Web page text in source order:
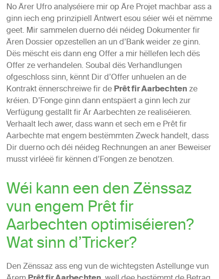
No Ärer Ufro analyséiere mir op Äre Projet machbar ass a
ginn iech eng prinzipiell Äntwert esou séier wéi et nëmme
geet. Mir sammelen duerno déi néideg Dokumenter fir
Ären Dossier opzestellen an un d’Bank weider ze ginn.
Dës mëscht eis dann eng Offer a mir hëllefen Iech dës
Offer ze verhandelen. Soubal dës Verhandlungen
ofgeschloss sinn, kënnt Dir d’Offer unhuelen an de
Kontrakt ënnerschreiwe fir dePrêt fir Aarbechtenze
kréien. D’Fonge ginn dann entspäert a ginn Iech zur
Verfügung gestallt fir Är Aarbechten ze realiséieren.
Verhaalt Iech awer, dass wann et sech em e Prêt fir
Aarbechte mat engem bestëmmten Zweck handelt, dass
Dir duerno och déi néideg Rechnungen an aner Beweiser
musst virléeë fir kënnen d’Fongen ze benotzen.
Wéi kann een den Zënssaz
vun engem Prêt fir
Aarbechten optimiséieren?
Wat sinn d’Tricker?
Den Zënssaz ass eng vun de wichtegsten Astellunge vun